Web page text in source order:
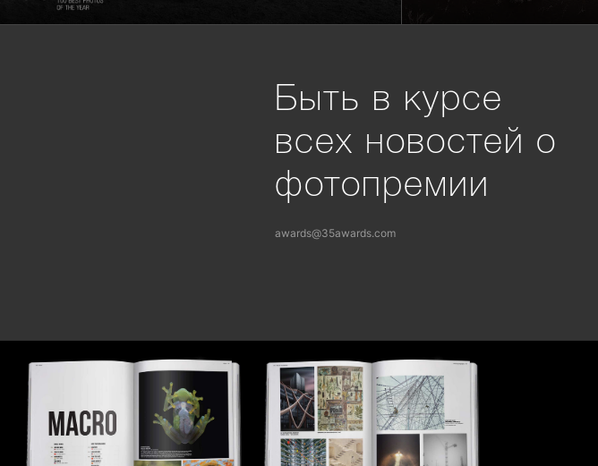
Быть в курсе
всех новостей о
фотопремии
awards@35awards.com